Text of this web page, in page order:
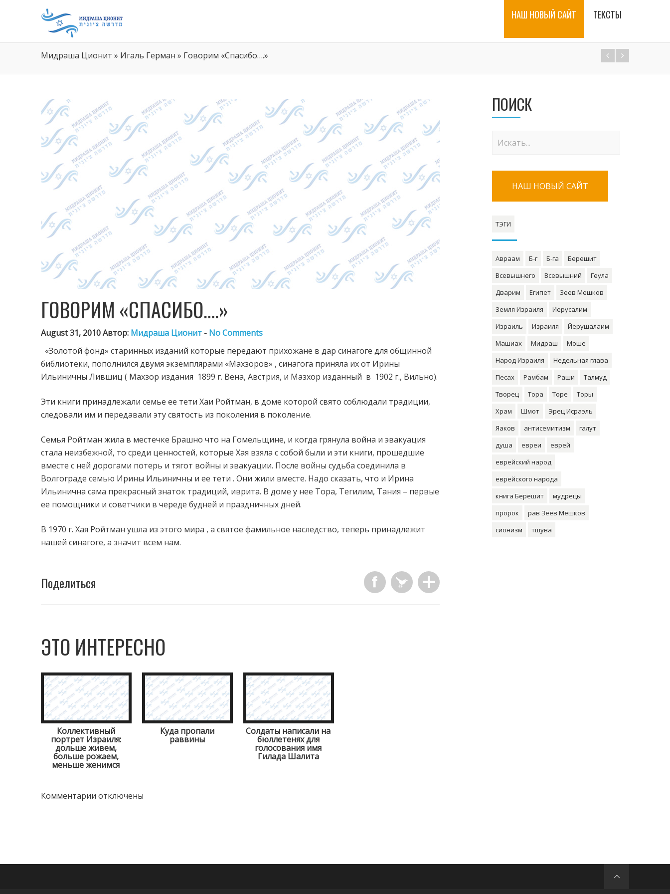
НАШ НОВЫЙ САЙТ ТЕКСТЫ
Мидраша Ционит » Игаль Герман » Говорим «Спасибо….»
ГОВОРИМ «СПАСИБО….»
August 31, 2010 Автор: Мидраша Ционит - No Comments
«Золотой фонд» старинных изданий которые передают прихожане в дар синагоге для общинной
библиотеки, пополнился двумя экземплярами «Махзоров» , синагога приняла их от Ирины
Ильиничны Лившиц ( Махзор издания 1899 г. Вена, Австрия, и Мазхор изданный в 1902 г., Вильно).
Эти книги принадлежали семье ее тети Хаи Ройтман, в доме которой свято соблюдали традиции,
следовали им и передавали эту святость из поколения в поколение.
Семья Ройтман жила в местечке Брашно что на Гомельщине, и когда грянула война и эвакуация
стала неизбежной, то среди ценностей, которые Хая взяла с собой были и эти книги, прошедшие
вместе с ней дорогами потерь и тягот войны и эвакуации. После войны судьба соединила в
Волгограде семью Ирины Ильиничны и ее тети . Они жили вместе. Надо сказать, что и Ирина
Ильинична сама прекрасный знаток традиций, иврита. В доме у нее Тора, Тегилим, Тания – первые
ее помощники и советчики в череде будней и праздничных дней.
В 1970 г. Хая Ройтман ушла из этого мира , а святое фамильное наследство, теперь принадлежит
нашей синагоге, а значит всем нам.
Поделиться
ЭТО ИНТЕРЕСНО
Коллективный
портрет Израиля:
дольше живем,
больше рожаем,
меньше женимся
Куда пропали
раввины
Солдаты написали на
бюллетенях для
голосования имя
Гилада Шалита
Комментарии отключены
ПОИСК
НАШ НОВЫЙ САЙТ
ТЭГИ
Авраам Б-г Б-га
Берешит
Всевышнего
Всевышний
Геула
Дварим
Египет
Зеев Мешков
Земля Израиля
Иерусалим
Израиль
Израиля
Йерушалаим
Машиах
Мидраш
Моше
Народ Израиля
Недельная глава
Песах
Рамбам Раши
Талмуд
Творец
Тора Торе
Торы
Храм
Шмот
Эрец Исраэль
Яаков
антисемитизм
галут
душа
евреи
еврей
еврейский народ
еврейского народа
книга Берешит
мудрецы
пророк
рав Зеев Мешков
сионизм
тшува